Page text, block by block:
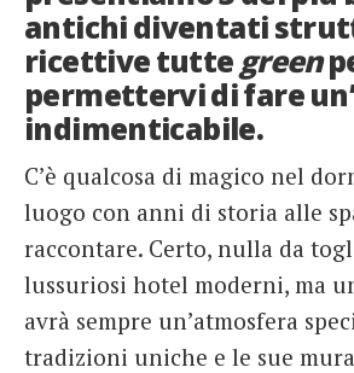
antichi diventati
ricettive tuttegreen
permettervi di fare
indimenticabile.
C’è qualcosa di magico nel
luogo con anni di storia alle
raccontare. Certo, nulla da
lussuriosi hotel moderni, ma
avrà sempre un’atmosfera
tradizioni uniche e le sue